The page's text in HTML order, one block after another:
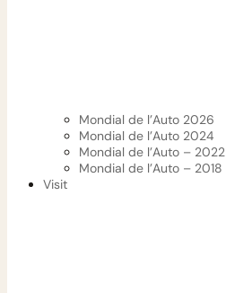
Mondial de l’Auto 2026
Mondial de l’Auto 2024
Mondial de l’Auto – 2022
Mondial de l’Auto – 2018
Visit